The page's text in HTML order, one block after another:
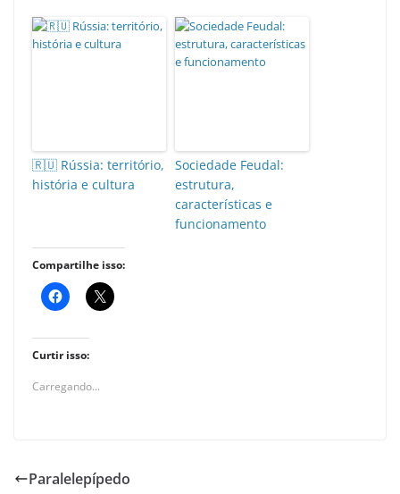
🇷🇺 Rússia: território,
história e cultura
Sociedade Feudal:
estrutura,
características e
funcionamento
Compartilhe isso:
Curtir isso:
Carregando...
Paralelepípedo